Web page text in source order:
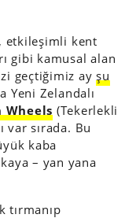
etkileşimli kent
gibi kamusal alan
geçtiğimiz ayşu
Yeni Zelandalı
Wheels (Tekerlekli
var sırada. Bu
kaba
– yan yana
tırmanıp